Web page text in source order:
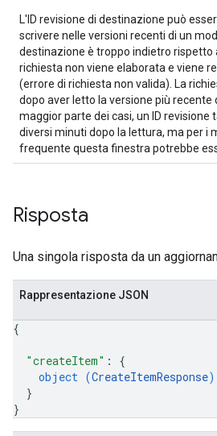
L'ID revisione di destinazione può
scrivere nelle versioni recenti di un
destinazione è troppo indietro rispetto
richiesta non viene elaborata e viene
(errore di richiesta non valida). La
dopo aver letto la versione più recente
maggior parte dei casi, un ID revisione
diversi minuti dopo la lettura, ma per i
frequente questa finestra potrebbe
Risposta
Una singola risposta da un
Rappresentazione JSON
{
"createItem" : {
object (CreateItemResponse)
}
}